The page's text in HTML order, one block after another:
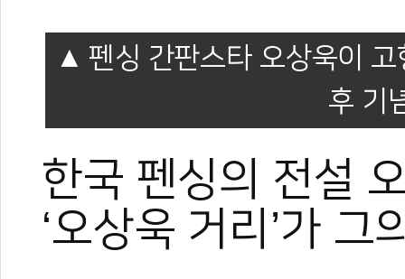
펜싱 간판스타 오상욱이
후 기
한국 펜싱의 전설
‘오상욱 거리’가